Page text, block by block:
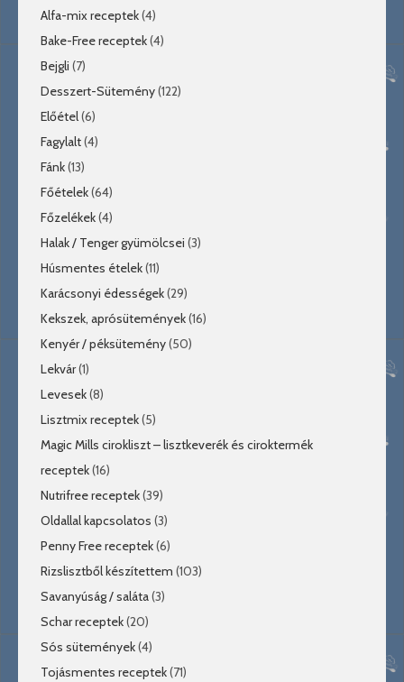
Alfa-mix receptek(4)
Bake-Free receptek(4)
Bejgli (7)
Desszert-Sütemény(122)
Előétel(6)
Fagylalt(4)
Fánk(13)
Főételek(64)
Főzelékek(4)
Halak / Tenger gyümölcsei (3)
Húsmentes ételek(11)
Karácsonyi édességek(29)
Kekszek, aprósütemények(16)
Kenyér / péksütemény(50)
Lekvár(1)
Levesek(8)
Lisztmix receptek(5)
Magic Mills cirokliszt – lisztkeverék és ciroktermék
receptek(16)
Nutrifree receptek(39)
Oldallal kapcsolatos (3)
Penny Free receptek(6)
Rizslisztből készítettem (103)
Savanyúság / saláta(3)
Schar receptek(20)
Sós sütemények(4)
Tojásmentes receptek(71)